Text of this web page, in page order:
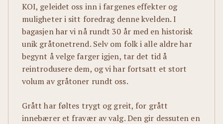
KOI, geleidet oss inn i fargenes effekter og
muligheter i sitt foredrag denne kvelden. I
bagasjen har vi nå rundt 30 år med en historisk
unik gråtonetrend. Selv om folk i alle aldre har
begynt å velge farger igjen, tar det tid å
reintrodusere dem, og vi har fortsatt et stort
volum av gråtoner rundt oss.
Grått har føltes trygt og greit, for grått
innebærer et fravær av valg. Den gir dessuten en